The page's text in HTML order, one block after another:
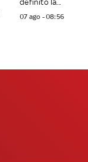
definito la...
07 ago - 08:56